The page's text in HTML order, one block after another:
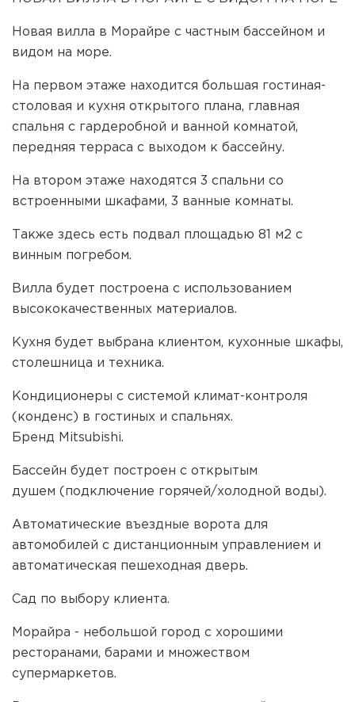
Новая вилла в Морайре с частным бассейном и
видом на море.
На первом этаже находится большая гостиная-
столовая и кухня открытого плана, главная
спальня с гардеробной и ванной комнатой,
передняя терраса с выходом к бассейну.
На втором этаже находятся 3 спальни со
встроенными шкафами, 3 ванные комнаты.
Также здесь есть подвал площадью 81 м2 с
винным погребом.
Вилла будет построена с использованием
высококачественных материалов.
Кухня будет выбрана клиентом, кухонные шкафы,
столешница и техника.
Кондиционеры с системой климат-контроля
(конденс) в гостиных и спальнях.
Бренд Mitsubishi.
Бассейн будет построен с открытым
душем (подключение горячей/холодной воды).
Автоматические въездные ворота для
автомобилей с дистанционным управлением и
автоматическая пешеходная дверь.
Сад по выбору клиента.
Морайра - небольшой город с хорошими
ресторанами, барами и множеством
супермаркетов.